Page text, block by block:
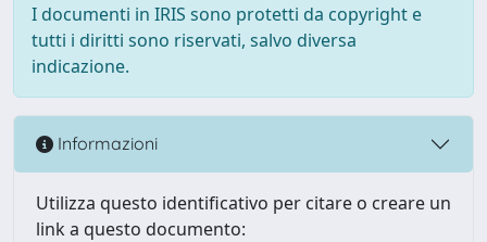
I documenti in IRIS sono protetti da copyright e
tutti i diritti sono riservati, salvo diversa
indicazione.
Informazioni
Utilizza questo identificativo per citare o creare un
link a questo documento: